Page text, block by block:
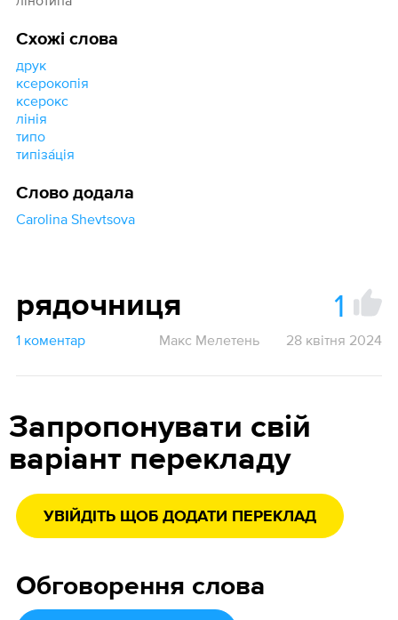
Схожі слова
друк
ксерокопія
ксерокс
лінія
типо
типіза́ція
Слово додала
Carolina Shevtsova
рядочниця 1
1 коментар Макс Мелетень 28 квітня 2024
Запропонувати свій
варіант перекладу
УВІЙДІТЬ ЩОБ ДОДАТИ ПЕРЕКЛАД
Обговорення слова